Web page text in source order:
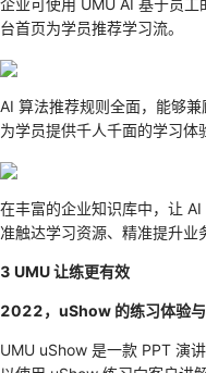
企业可使用 UMU AI 基于员
台首页为学员推荐学习流。
AI 算法推荐规则全面，能够兼
为学员提供千人千面的学习体
在丰富的企业知识库中，让
准触达学习资源、精准提升业
3 UMU 让练更有效
2022，uShow 的练习体验与
UMU uShow 是一款 PPT 演